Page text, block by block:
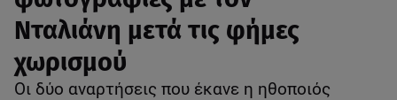
Νταλιάνη μετά τις φήμες
χωρισμού
Οι δύο αναρτήσεις που έκανε η ηθοποιός